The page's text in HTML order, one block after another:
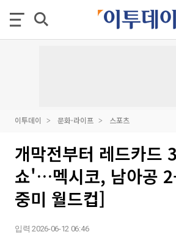
이투데이 문화·라이프 스포츠
개막전부터 레드카드
쇼'…멕시코, 남아공
중미 월드컵]
입력 2026-06-12 06:46